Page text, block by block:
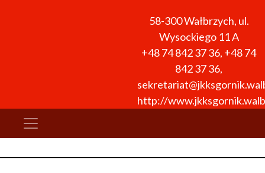
58-300Wałbrzych, ul.
Wysockiego 11 A
+48 74 842 37 36, +48 74
842 37 36,
http://